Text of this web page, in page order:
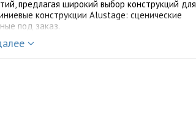
предлагая широкий выбор конструкций для
конструкции Alustage: сценические
под заказ.